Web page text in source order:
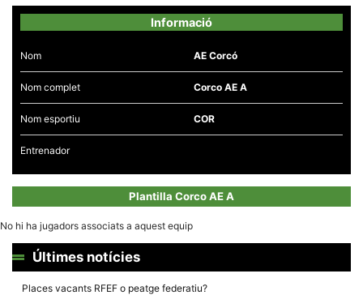
Informació
Nom AE Corcó
Nom complet Corco AE A
Nom esportiu COR
Entrenador
Plantilla Corco AE A
No hi ha jugadors associats a aquest equip
Últimes notícies
Places vacants RFEF o peatge federatiu?
Necessàries
Aquestes
cookies no
són
necessàries
tècnic de la
web.
estadístiques